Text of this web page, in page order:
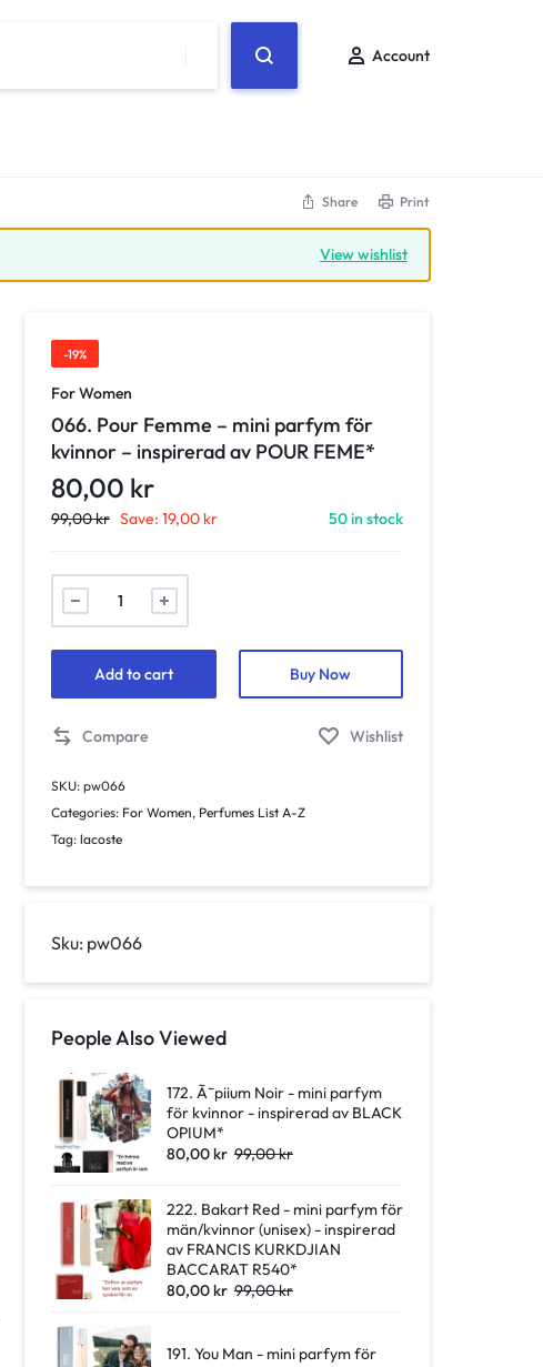
Account
Share Print
View wishlist
-19%
For Women
066. Pour Femme – mini parfym för
kvinnor – inspirerad av POUR FEME*
80,00 kr
99,00kr Save: 19,00 kr 50 in stock
066.
Pour
mini
parfym
för
kvinnor
-
inspirerad
POUR
quantity
Add to cart Buy Now
Compare Wishlist
SKU: pw066
Categories: For Women, Perfumes List A-Z
Tag: lacoste
Sku: pw066
People Also Viewed
172. Ã˜piium Noir - mini parfym
för kvinnor - inspirerad av BLACK
OPIUM*
80,00kr 99,00kr
222. Bakart Red - mini parfym för
män/kvinnor (unisex) - inspirerad
av FRANCIS KURKDJIAN
BACCARAT R540*
80,00kr 99,00kr
191. You Man - mini parfym för